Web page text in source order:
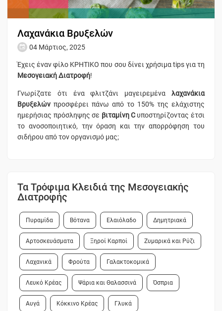
Λαχανάκια Βρυξελών
04 Μάρτιος, 2025
Έχεις έναν φίλο ΚΡΗΤΙΚΟ που σου δίνει χρήσιμα tips για τη
Μεσογειακή Διατροφή!
Γνωρίζατε ότι ένα φλιτζάνι μαγειρεμένα λαχανάκια
Βρυξελών προσφέρει πάνω από το 150% της ελάχιστης
ημερήσιας πρόσληψης σε βιταμίνη Cυποστηρίζοντας έτσι
το ανοσοποιητικό, την όραση και την απορρόφηση του
σιδήρου από τον οργανισμό μας;
Τα Τρόφιμα Κλειδιά της Μεσογειακής
Διατροφής
Πυραμίδα Βότανα Ελαιόλαδο Δημητριακά
Αρτοσκευάσματα Ξηροί Καρποί Ζυμαρικά και Ρύζι
Λαχανικά Φρούτα Γαλακτοκομικά
Λευκό Κρέας Ψάρια και Θαλασσινά Όσπρια
Αυγά Κόκκινο Κρέας Γλυκά